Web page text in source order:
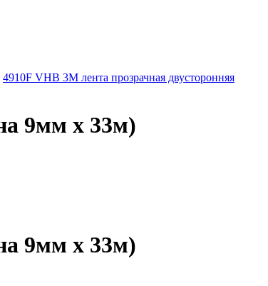
4910F VHB 3М лента прозрачная двусторонняя
9мм х 33м)
9мм х 33м)